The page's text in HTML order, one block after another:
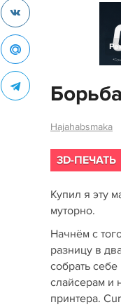
Hajahabsmaka
3D-ПЕЧАТЬ
Купил я эту
муторно.
Начнём с
разницу в
собрать
слайсерам и
принтера.